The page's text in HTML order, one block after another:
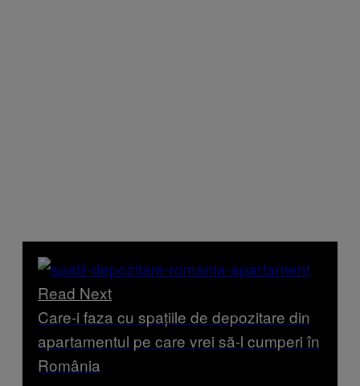
Read Next
Care-i faza cu spațiile de depozitare din
apartamentul pe care vrei să-l cumperi în
România